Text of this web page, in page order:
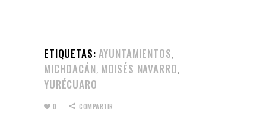
ETIQUETAS: AYUNTAMIENTOS,
MICHOACÁN, MOISÉS NAVARRO,
YURÉCUARO
0 COMPARTIR